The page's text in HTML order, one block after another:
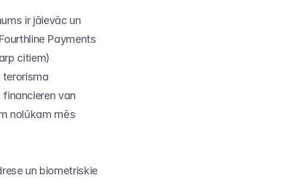
ir jāievāc un
Payments
citiem)
terorisma
van
nolūkam mēs
un biometriskie